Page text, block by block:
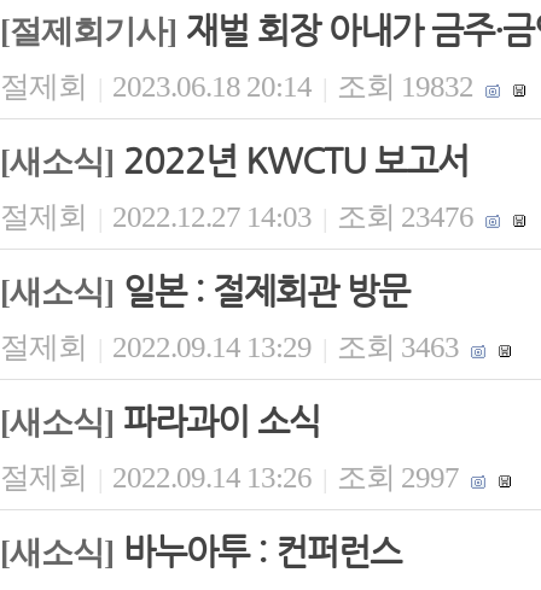
[절제회기사] 재벌 회장 아내가 금주·
절제회 | 2023.06.18 20:14 | 조회 19832
[새소식] 2022년 KWCTU 보고서
절제회 | 2022.12.27 14:03 | 조회 23476
[새소식] 일본 : 절제회관 방문
절제회 | 2022.09.14 13:29 | 조회 3463
[새소식] 파라과이 소식
절제회 | 2022.09.14 13:26 | 조회 2997
[새소식] 바누아투 : 컨퍼런스